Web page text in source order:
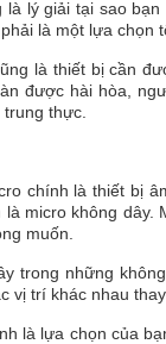
lý giải tại sao
là một lựa chọn
là thiết bị cần
được hài hòa,
thực.
chính là thiết bị
micro không
muốn.
trong những
vị trí khác nhau
là lựa chọn của